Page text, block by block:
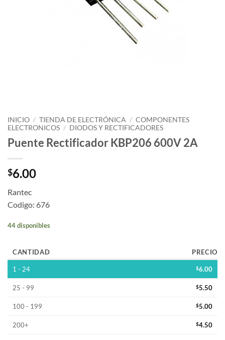
INICIO / TIENDA DE ELECTRÓNICA / COMPONENTES
ELECTRONICOS / DIODOS Y RECTIFICADORES
Puente Rectificador KBP206 600V 2A
$6.00
Rantec
Codigo: 676
44 disponibles
CANTIDAD PRECIO
1 - 24 $6.00
25 - 99 $5.50
100 - 199 $5.00
200+ $4.50